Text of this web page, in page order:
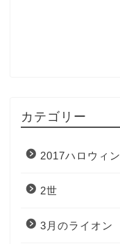
カテゴリー
2017ハロウィン
2世
3月のライオン